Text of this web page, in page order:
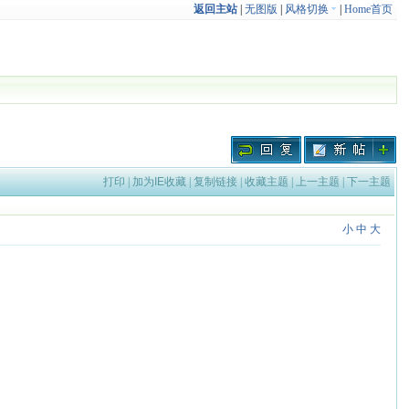
返回主站| 无图版 风格切换 Home首页
打印 | 加为IE收藏| 复制链接| 收藏主题 | 上一主题 | 下一主题
小 中 大